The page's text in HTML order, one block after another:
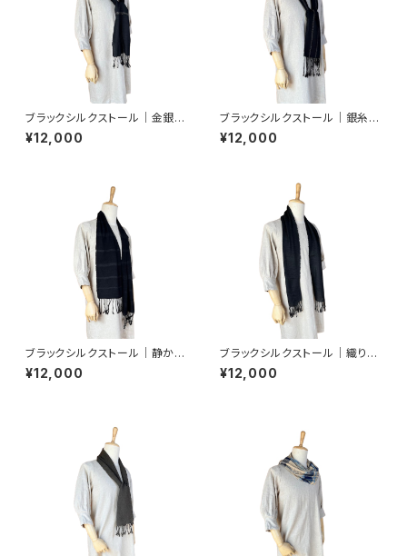
ブラックシルクストール｜金銀糸
が彩る軽やかな夏の黒
¥12,000
ブラックシルクストール｜銀糸が
彩る手織りシルクストール
¥12,000
ブラックシルクストール｜静かな
黒を楽しむ手織りシルクストール
¥12,000
ブラックシルクストール｜織り模
様が美しい手織りシルクストー
ル
¥12,000